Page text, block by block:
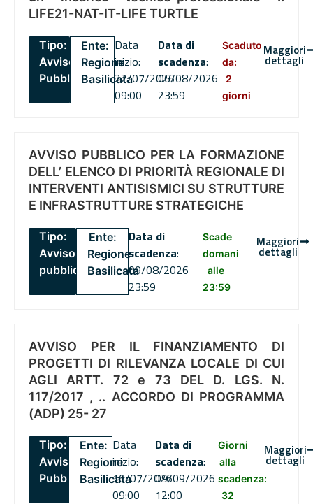
LIFE21-NAT-IT-LIFE TURTLE
Tipo:
Avviso
Pubblico
Ente:
Regione
Basilicata
Data
inizio:
22/07/2026
09:00
Data di
scadenza:
06/08/2026
23:59
Scaduto
da:
2
giorni
Maggiori
dettagli
AVVISO PUBBLICO PER LA FORMAZIONE
DELL’ ELENCO DI PRIORITÀ REGIONALE DI
INTERVENTI ANTISISMICI SU STRUTTURE
E INFRASTRUTTURE STRATEGICHE
Tipo:
Avviso
pubblico
Ente:
Regione
Basilicata
Data di
scadenza:
09/08/2026
23:59
Scade
domani
alle
23:59
Maggiori
dettagli
AVVISO PER IL FINANZIAMENTO DI
PROGETTI DI RILEVANZA LOCALE DI CUI
AGLI ARTT. 72 e 73 DEL D. LGS. N.
117/2017 , .. ACCORDO DI PROGRAMMA
(ADP) 25- 27
Tipo:
Avviso
Pubblico
Ente:
Regione
Basilicata
Data
inizio:
16/07/2026
09:00
Data di
scadenza:
09/09/2026
12:00
Giorni
alla
scadenza:
32
Maggiori
dettagli